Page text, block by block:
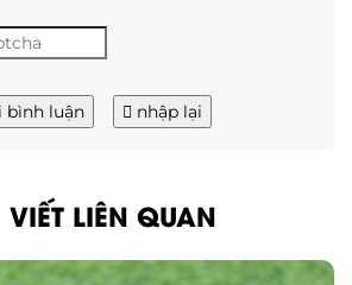
bình luận nhập lại
LIÊN QUAN